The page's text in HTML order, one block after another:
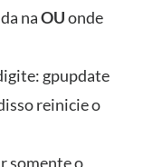
naOUonde
gpupdate
reinicie o
somente o